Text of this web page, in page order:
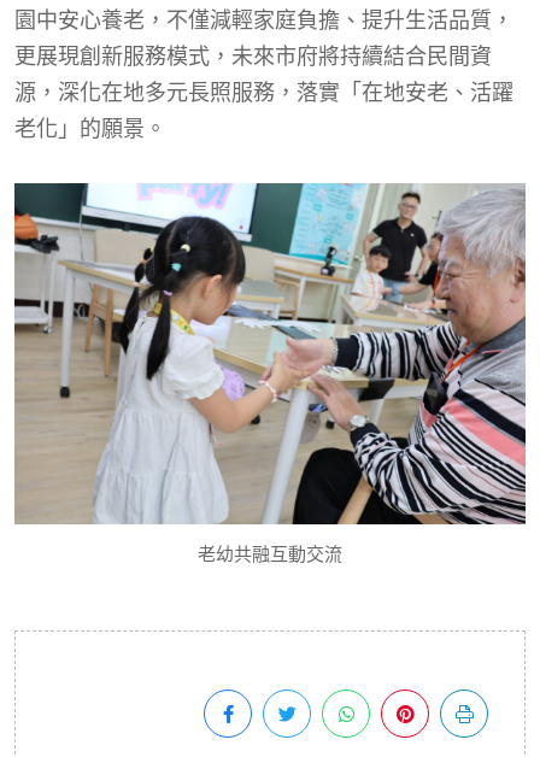
園中安心養老，不僅減輕家庭負擔、提升生活品質，
更展現創新服務模式，未來市府將持續結合民間資
源，深化在地多元長照服務，落實「在地安老、活躍
老化」的願景。
老幼共融互動交流